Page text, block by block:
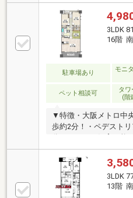
600戸大規模マンショ
式キッチン・LDと隣
収納付、主寝室約6.5
ニー、スロップシンク
ルーム有・ペット飼育
ビング)▼周辺環境・
の住まい探しをお手
の詳細・ご相談はお気
3LDK
16階
駐車場あり
モニ
ペット相談可
タワ
(階
▼特徴・大阪メトロ中
歩約2分！・ペデスト
規模マンション！・南
居室収納有！お部屋を
す！・宅配BOX有♪・
市立南港桜小学校 徒
徒歩約16分・セブン
3LDK
13階